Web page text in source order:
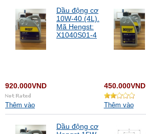
Dầu động cơ
10W-40 (4L).
Mã Hengst:
X1040S01-4
920.000VND
Thêm vào
450.000VND
Thêm vào
Dầu động cơ